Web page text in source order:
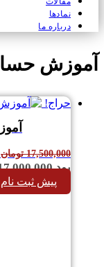
نمادها
درباره ما
آموزش
حراج!
17,500,000 تومان
بود.
پیش ثبت